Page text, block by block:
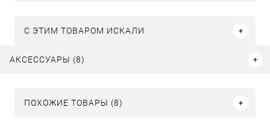
C ЭТИМ ТОВАРОМ ИСКАЛИ
АКСЕССУАРЫ (8)
ПОХОЖИЕ ТОВАРЫ (8)